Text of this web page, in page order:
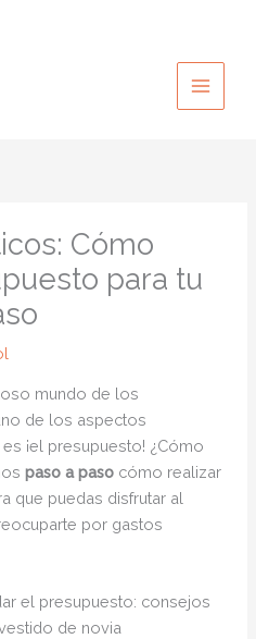
Cómo
para tu
mundo de los
de los aspectos
¡el presupuesto! ¿Cómo
paso a paso cómo realizar
que puedas disfrutar al
por gastos
el presupuesto: consejos
de novia